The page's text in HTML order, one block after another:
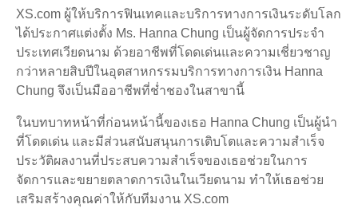
XS.com ผู้ให้บริการฟินเทคและบริการทางการเงินระดับโลก
ได้ประกาศแต่งตั้ง Ms. Hanna Chung เป็นผู้จัดการประจำ
ประเทศเวียดนาม ด้วยอาชีพที่โดดเด่นและความเชี่ยวชาญ
กว่าหลายสิบปีในอุตสาหกรรมบริการทางการเงิน Hanna
Chung จึงเป็นมืออาชีพที่ช่ำชองในสาขานี้
ในบทบาทหน้าที่ก่อนหน้านี้ของเธอ Hanna Chung เป็นผู้นำ
ที่โดดเด่น และมีส่วนสนับสนุนการเติบโตและความสำเร็จ
ประวัติผลงานที่ประสบความสำเร็จของเธอช่วยในการ
จัดการและขยายตลาดการเงินในเวียดนาม ทำให้เธอช่วย
เสริมสร้างคุณค่าให้กับทีมงาน XS.com